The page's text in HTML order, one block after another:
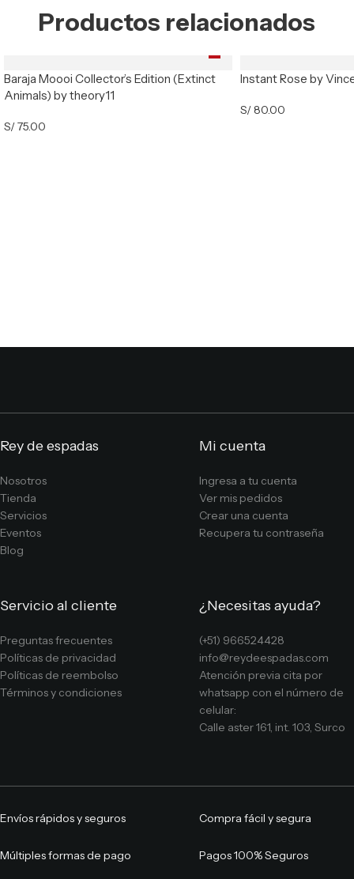
Productos relacionados
Baraja Moooi Collector’s Edition (Extinct
Animals) by theory11
S/75.00
Instant Rose by
S/80.00
Rey de espadas
Nosotros
Tienda
Servicios
Eventos
Blog
Mi cuenta
Ingresa a tu cuenta
Ver mis pedidos
Crear una cuenta
Recupera tu contraseña
Servicio al cliente
Preguntas frecuentes
Políticas de privacidad
Políticas de reembolso
Términos y condiciones
¿Necesitas ayuda?
(+51) 966524428
info@reydeespadas.com
Atención previa cita por
whatsapp con el número de
celular:
Calle aster 161, int. 103, Surco
Envíos rápidos y seguros Compra fácil y segura
Múltiples formas de pago Pagos 100% Seguros